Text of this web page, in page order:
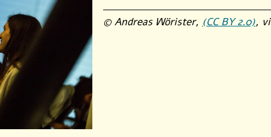
© Andreas Wörister, (CC BY 2.0),